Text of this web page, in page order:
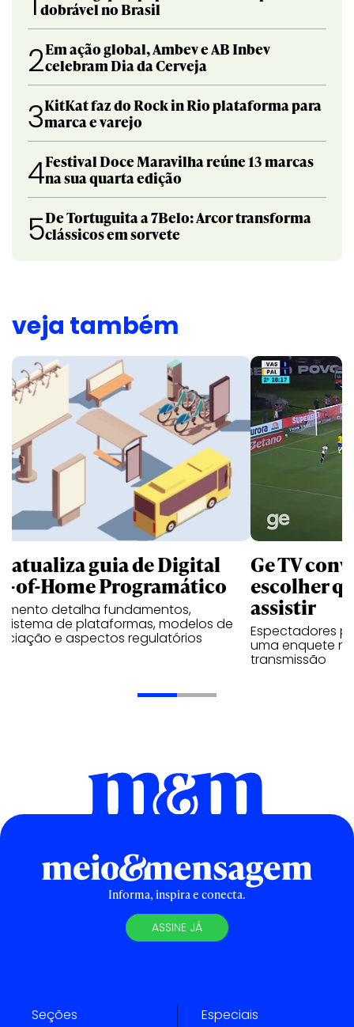
dobrável no Brasil
2Em ação global, Ambev e AB Inbev
celebram Dia da Cerveja
3KitKat faz do Rock in Rio plataforma para
marca e varejo
4Festival Doce Maravilha reúne 13 marcas
na sua quarta edição
5De Tortuguita a 7Belo: Arcor transforma
clássicos em sorvete
veja também
atualiza guia de Digital
of-Home Programático
detalha fundamentos,
de plataformas, modelos de
e aspectos regulatórios
Ge TV
escolher
assistir
Espectadores
uma enquete
transmissão
Informa, inspira e conecta.
ASSINE JÁ
Seções Especiais